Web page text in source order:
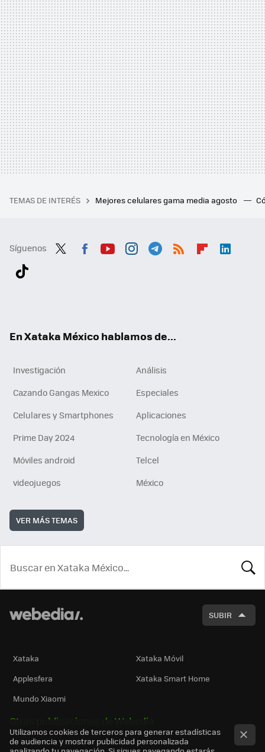
TEMAS DE INTERÉS Mejores celulares gama media agosto
Síguenos
En Xataka México hablamos de...
Investigación
Análisis
Cazando Gangas Mexico
Especiales
Celulares y Smartphones
Aplicaciones
Prime Day 2024
Tecnología en México
Móviles android
Telcel
videojuegos
México
VER MÁS TEMAS
SUBIR
Xataka
Xataka Móvil
Applesfera
Xataka Smart Home
Mundo Xiaomi
Otras publicaciones de Webedia
Utilizamos cookies de terceros para generar estadísticas
de audiencia y mostrar publicidad personalizada